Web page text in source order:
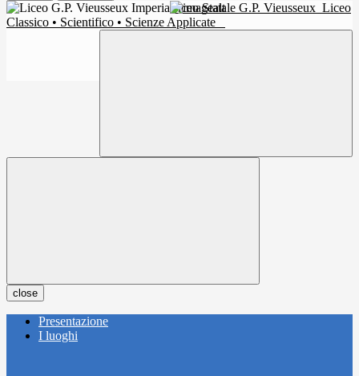
Liceo Statale G.P. Vieusseux Liceo
Classico • Scientifico • Scienze Applicate
close
Presentazione
I luoghi